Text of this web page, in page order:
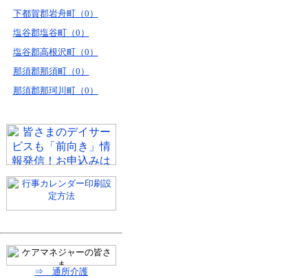
下都賀郡岩舟町（0）
塩谷郡塩谷町（0）
塩谷郡高根沢町（0）
那須郡那須町（0）
那須郡那珂川町（0）
⇒ 通所介護